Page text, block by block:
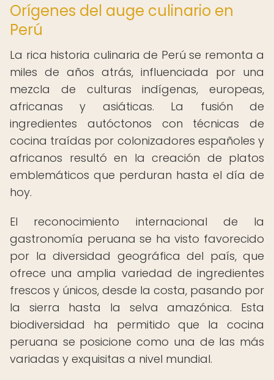
Orígenes del auge culinario en
Perú
La rica historia culinaria de Perú se remonta a
miles de años atrás, influenciada por una
mezcla de culturas indígenas, europeas,
africanas y asiáticas. La fusión de
ingredientes autóctonos con técnicas de
cocina traídas por colonizadores españoles y
africanos resultó en la creación de platos
emblemáticos que perduran hasta el día de
hoy.
El reconocimiento internacional de la
gastronomía peruana se ha visto favorecido
por la diversidad geográfica del país, que
ofrece una amplia variedad de ingredientes
frescos y únicos, desde la costa, pasando por
la sierra hasta la selva amazónica. Esta
biodiversidad ha permitido que la cocina
peruana se posicione como una de las más
variadas y exquisitas a nivel mundial.